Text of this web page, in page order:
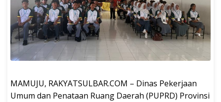
MAMUJU, RAKYATSULBAR.COM – Dinas Pekerjaan
Umum dan Penataan Ruang Daerah (PUPRD) Provinsi